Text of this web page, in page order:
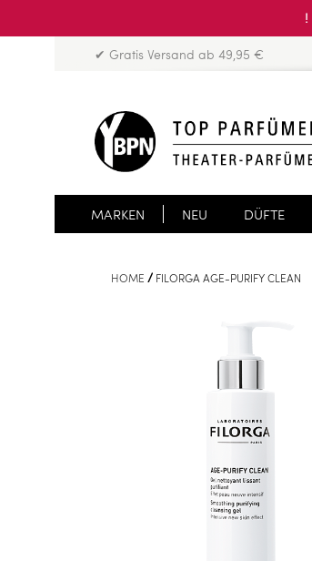
!
✔ Gratis Versand ab 49,95 €
MARKEN NEU DÜFTE
HOME FILORGA AGE-PURIFY CLEAN